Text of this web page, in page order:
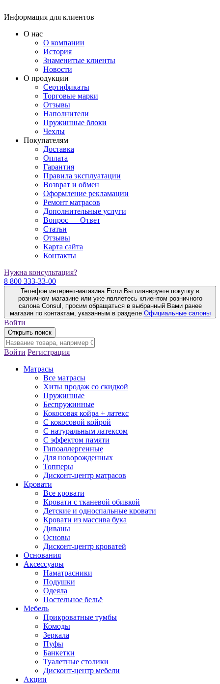
Информация для клиентов
О нас
О компании
История
Знаменитые клиенты
Новости
О продукции
Сертификаты
Торговые марки
Отзывы
Наполнители
Пружинные блоки
Чехлы
Покупателям
Доставка
Оплата
Гарантия
Правила эксплуатации
Возврат и обмен
Оформление рекламации
Ремонт матрасов
Дополнительные услуги
Вопрос — Ответ
Статьи
Отзывы
Карта сайта
Контакты
Нужна консультация?
8 800 333-33-00
Телефон интернет-магазина Если Вы планируете покупку в
розничном магазине или уже являетесь клиентом розничного
салона Consul, просим обращаться в выбранный Вами ранее
магазин по контактам, указанным в разделе Официальные салоны
Войти
Открыть поиск
Войти Регистрация
Матрасы
Все матрасы
Хиты продаж со скидкой
Пружинные
Беспружинные
Кокосовая койра + латекс
С кокосовой койрой
С натуральным латексом
С эффектом памяти
Гипоаллергенные
Для новорожденных
Топперы
Дисконт-центр матрасов
Кровати
Все кровати
Кровати с тканевой обивкой
Детские и односпальные кровати
Кровати из массива бука
Диваны
Основы
Дисконт-центр кроватей
Основания
Аксессуары
Наматрасники
Подушки
Одеяла
Постельное бельё
Мебель
Прикроватные тумбы
Комоды
Зеркала
Пуфы
Банкетки
Туалетные столики
Дисконт-центр мебели
Акции